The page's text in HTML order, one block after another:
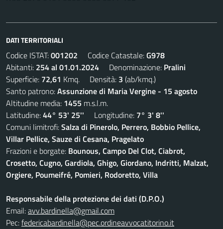
DATI TERRITORIALI
Codice ISTAT:001202 Codice Catastale:G978
Abitanti: 254 al 01.01.2024 Denominazione: Pralini
Superficie: 72,61 Kmq. Densità: 3 (ab/kmq.)
Santo patrono:Assunzione di Maria Vergine - 15 agosto
Altitudine media: 1455 m.s.l.m.
Latitudine:44° 53' 25'' Longitudine: 7° 3' 8''
Comuni limitrofi:Salza di Pinerolo, Perrero, Bobbio Pellice,
Villar Pellice, Sauze di Cesana, Pragelato
Frazioni e borgate: Bounous, Campo Del Clot, Ciabrot,
Crosetto, Cugno, Gardiola, Ghigo, Giordano, Indritti, Malzat,
Orgiere, Poumeifré, Pomieri, Rodoretto, Villa
Responsabile della protezione dei dati (D.P.O.)
Email:avv.bardinella@gmail.com
Pec:federicabardinella@pec.ordineavvocatitorino.it